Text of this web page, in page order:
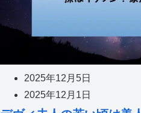
2025年12月5日
2025年12月1日